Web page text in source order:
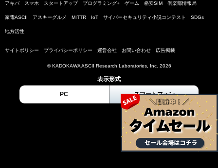
アキバ スマホ スタートアップ プログラミング+ ゲーム 格安SIM 倶楽部情報局
家電ASCII アスキーグルメ MITTR IoT サイバーセキュリティ小説コンテスト SDGs
地方活性
サイトポリシー プライバシーポリシー 運営会社 お問い合わせ 広告掲載
© KADOKAWA ASCII Research Laboratories, Inc. 2026
表示形式
PC スマートフォン